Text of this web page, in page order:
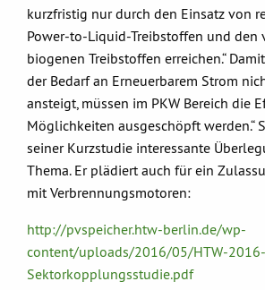
kurzfristig nur durch den Einsatz von
Power-to-Liquid-Treibstoffen und den
biogenen Treibstoffen erreichen.“
der Bedarf an Erneuerbarem Strom
ansteigt, müssen im PKW Bereich die
Möglichkeiten ausgeschöpft werden.“
seiner Kurzstudie interessante
Thema. Er plädiert auch für ein
mit Verbrennungsmotoren:
http://pvspeicher.htw-berlin.de/wp-
content/uploads/2016/05/HTW-2016-
Sektorkopplungsstudie.pdf